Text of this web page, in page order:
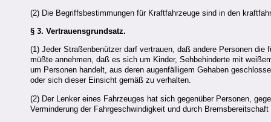
(2) Die Begriffsbestimmungen für Kraftfahrzeuge sind in den
§ 3. Vertrauensgrundsatz.
(1) Jeder Straßenbenützer darf vertrauen, daß andere Personen
müßte annehmen, daß es sich um Kinder, Sehbehinderte mit
um Personen handelt, aus deren augenfälligem Gehaben
oder sich dieser Einsicht gemäß zu verhalten.
(2) Der Lenker eines Fahrzeuges hat sich gegenüber Personen,
Verminderung der Fahrgeschwindigkeit und durch